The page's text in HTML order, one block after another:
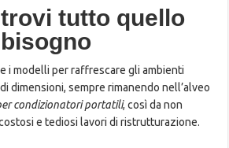
tutto quello
i modelli per raffrescare gli ambienti
dimensioni, sempre rimanendo nell’alveo
condizionatori portatili, così da non
e tediosi lavori di ristrutturazione.